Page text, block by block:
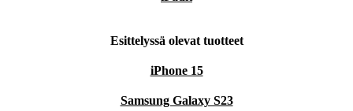
Esittelyssä olevat tuotteet
iPhone 15
Samsung Galaxy S23